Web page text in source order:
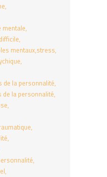
mentale
mentaux stress
de la personnalité
la personnalité